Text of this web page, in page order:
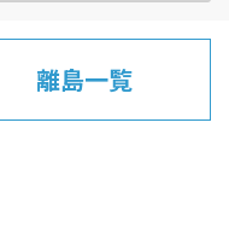
離島一覧